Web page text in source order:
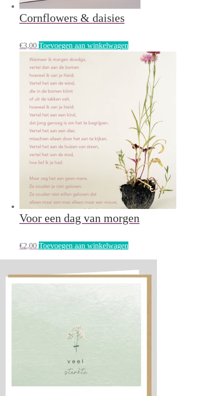
Cornflowers & daisies
€3,00 Toevoegen aan winkelwagen
Voor een dag van morgen
€2,00 Toevoegen aan winkelwagen